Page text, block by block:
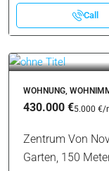
Call
WOHNUNG,
430.000 €5.000 €/
Zentrum Von
Garten, 150